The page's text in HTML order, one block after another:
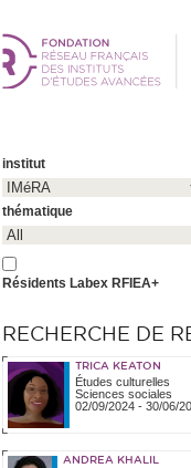
institut
thématique
Résidents Labex RFIEA+
RECHERCHE DE
TRICA KEATON
Études culturelles
Sciences sociales
02/09/2024 - 30/06/
ANDREA KHALIL